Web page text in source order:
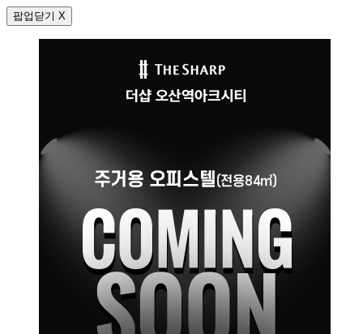
팝업닫기 X